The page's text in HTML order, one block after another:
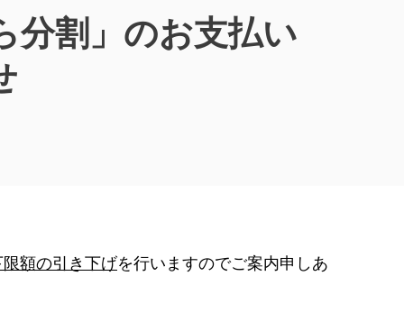
分割」のお支払い
限額の引き下げを行いますのでご案内申しあ